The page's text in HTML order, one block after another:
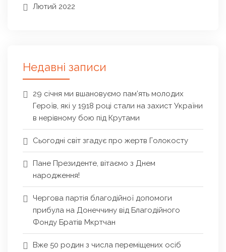
Лютий 2022
Недавні записи
29 січня ми вшановуємо пам’ять молодих
Героїв, які у 1918 році стали на захист України
в нерівному бою під Крутами
Сьогодні світ згадує про жертв Голокосту
Пане Президенте, вітаємо з Днем
народження!
Чергова партія благодійної допомоги
прибула на Донеччину від Благодійного
Фонду Братів Мкртчан
Вже 50 родин з числа переміщених осіб